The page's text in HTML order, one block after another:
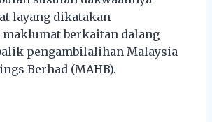
layang dikatakan
berkaitan dalang
pengambilalihan Malaysia
Berhad (MAHB).